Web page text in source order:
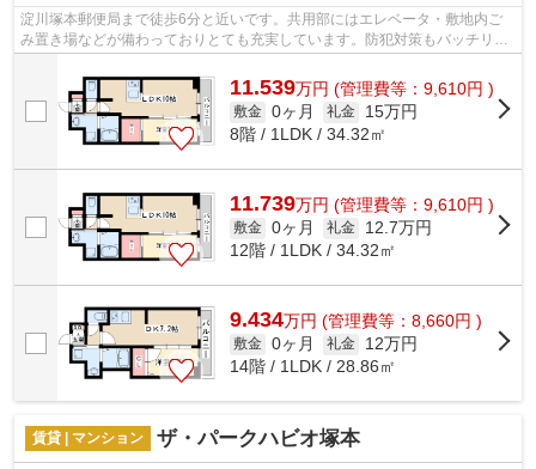
淀川塚本郵便局まで徒歩6分と近いです。共用部にはエレベータ・敷地内ご
み置き場などが備わっておりとても充実しています。防犯対策もバッチリな
マンションタイプの物件です。こちらは...
11.539万円 (管理費等：9,610円 )
敷金 0ヶ月 礼金
15万円
8階 / 1LDK / 34.32㎡
11.739万円 (管理費等：9,610円 )
敷金 0ヶ月 礼金
12.7万円
12階 / 1LDK / 34.32㎡
9.434万円 (管理費等：8,660円 )
敷金 0ヶ月 礼金
12万円
14階 / 1LDK / 28.86㎡
賃貸 | マンション ザ・パークハビオ塚本